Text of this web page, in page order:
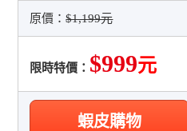
原價：$1,199元
限時特價： $999元
蝦皮購物